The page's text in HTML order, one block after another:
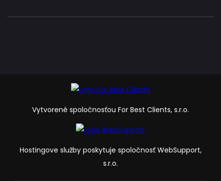
Vytvorené spoločnosťou For Best Clients, s.r.o.
Hostingove služby poskytuje spoločnosť WebSupport,
s.r.o.